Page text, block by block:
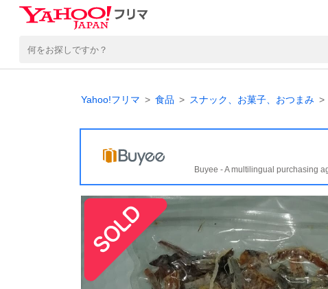
Yahoo!フリマ 食品 スナック、お菓子、おつまみ
Buyee - A multilingual purchasing